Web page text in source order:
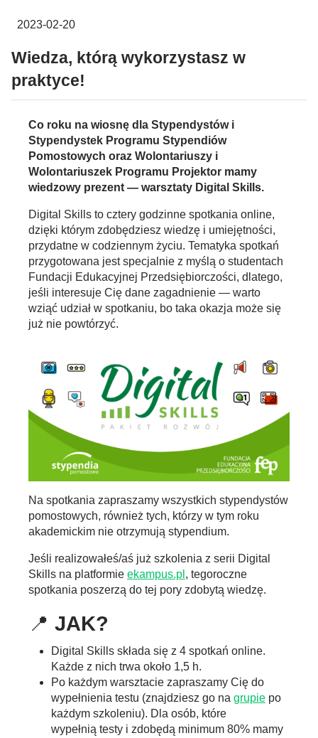
2023-02-20
Wiedza, którą wykorzystasz w
praktyce!
Co roku na wiosnę dla Stypendystów i
Stypendystek Programu Stypendiów
Pomostowych oraz Wolontariuszy i
Wolontariuszek Programu Projektor mamy
wiedzowy prezent — warsztaty Digital Skills.
Digital Skills to cztery godzinne spotkania online,
dzięki którym zdobędziesz wiedzę i umiejętności,
przydatne w codziennym życiu. Tematyka spotkań
przygotowana jest specjalnie z myślą o studentach
Fundacji Edukacyjnej Przedsiębiorczości, dlatego,
jeśli interesuje Cię dane zagadnienie — warto
wziąć udział w spotkaniu, bo taka okazja może się
już nie powtórzyć.
Na spotkania zapraszamy wszystkich stypendystów
pomostowych, również tych, którzy w tym roku
akademickim nie otrzymują stypendium.
Jeśli realizowałeś/aś już szkolenia z serii Digital
Skills na platformie ekampus.pl , tegoroczne
spotkania poszerzą do tej pory zdobytą wiedzę.
📍 JAK?
Digital Skills składa się z 4 spotkań online.
Każde z nich trwa około 1,5 h.
Po każdym warsztacie zapraszamy Cię do
wypełnienia testu (znajdziesz go na grupie po
każdym szkoleniu). Dla osób, które
wypełnią testy i zdobędą minimum 80% mamy